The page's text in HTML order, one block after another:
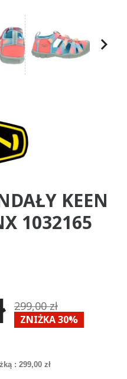
KEEN
1032165
299,00 zł
ZNIŻKA 30%
: 299,00 zł